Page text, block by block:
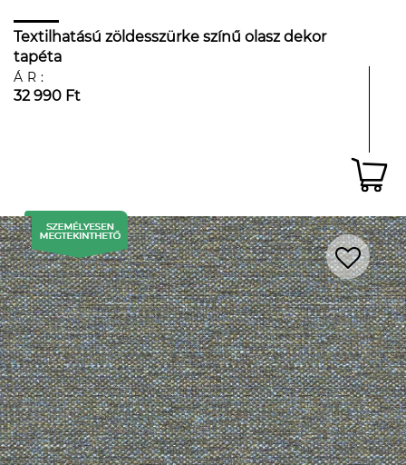
Textilhatású zöldesszürke színű olasz dekor
tapéta
ÁR:
32 990 Ft